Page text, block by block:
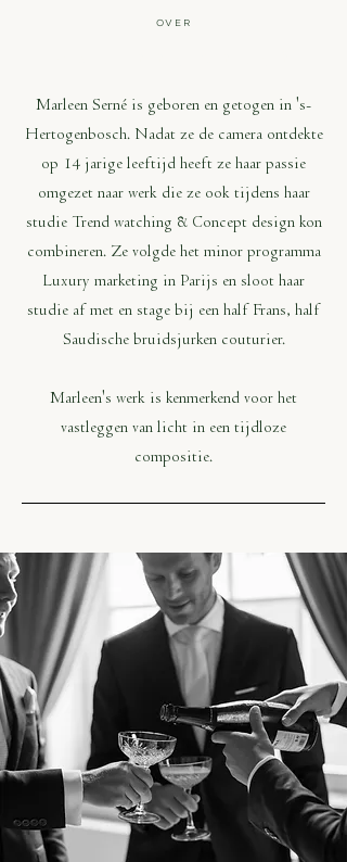
OVER
Marleen Serné is geboren en getogen in 's-
Hertogenbosch. Nadat ze de camera ontdekte
op 14 jarige leeftijd heeft ze haar passie
omgezet naar werk die ze ook tijdens haar
studie Trend watching & Concept design kon
combineren. Ze volgde het minor programma
Luxury marketing in Parijs en sloot haar
studie af met en stage bij een half Frans, half
Saudische bruidsjurken couturier.
Marleen's werk is kenmerkend voor het
vastleggen van licht in een tijdloze
compositie.